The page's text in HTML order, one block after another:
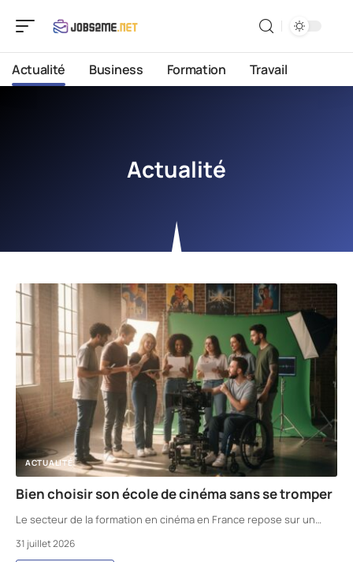
Actualité Business Formation Travail
Actualité
ACTUALITÉ
Bien choisir son école de cinéma sans se tromper
Le secteur de la formation en cinéma en France repose sur un…
31 juillet 2026